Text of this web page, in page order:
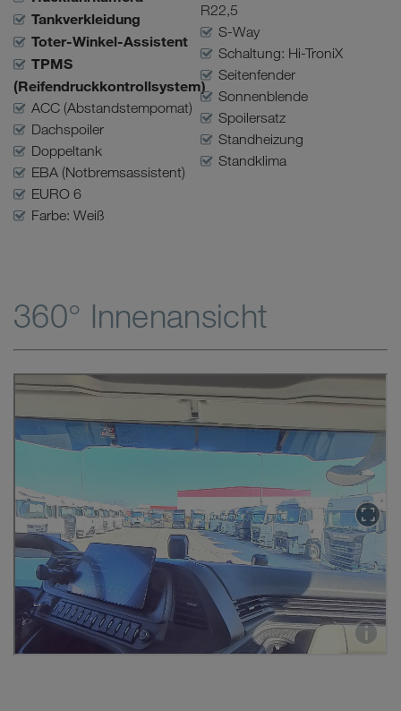
Tankverkleidung
Toter-Winkel-Assistent
TPMS
(Reifendruckkontrollsystem)
ACC (Abstandstempomat)
Dachspoiler
Doppeltank
EBA (Notbremsassistent)
EURO 6
Farbe: Weiß
R22,5
S-Way
Schaltung: Hi-TroniX
Seitenfender
Sonnenblende
Spoilersatz
Standheizung
Standklima
360° Innenansicht